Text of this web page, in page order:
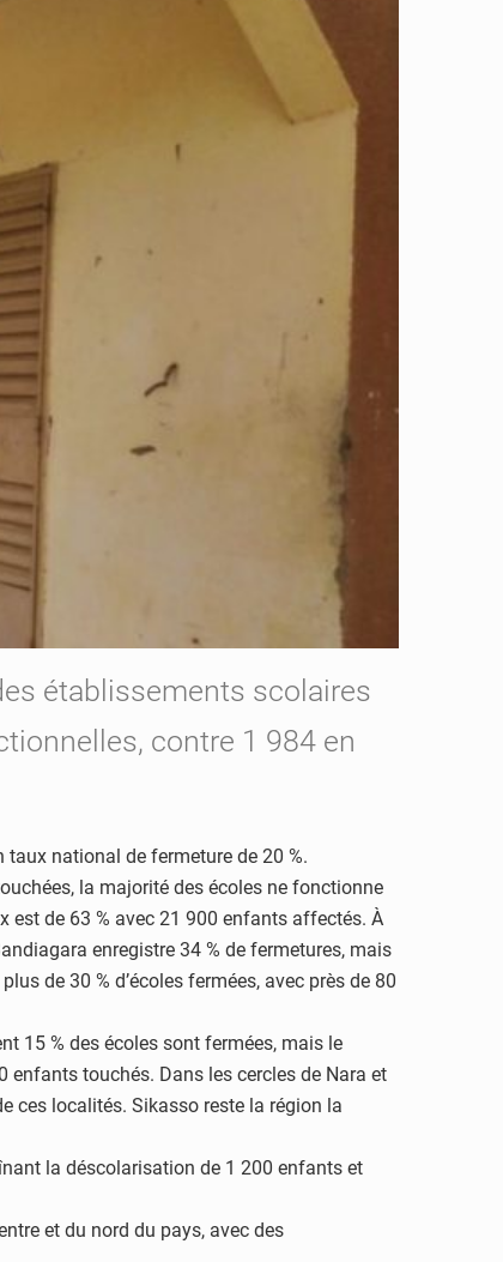
établissements scolaires
contre 1 984 en
taux national de fermeture de 20 %.
la majorité des écoles ne fonctionne
est de 63 % avec 21 900 enfants affectés. À
enregistre 34 % de fermetures, mais
de 30 % d’écoles fermées, avec près de 80
15 % des écoles sont fermées, mais le
enfants touchés. Dans les cercles de Nara et
ces localités. Sikasso reste la région la
la déscolarisation de 1 200 enfants et
et du nord du pays, avec des